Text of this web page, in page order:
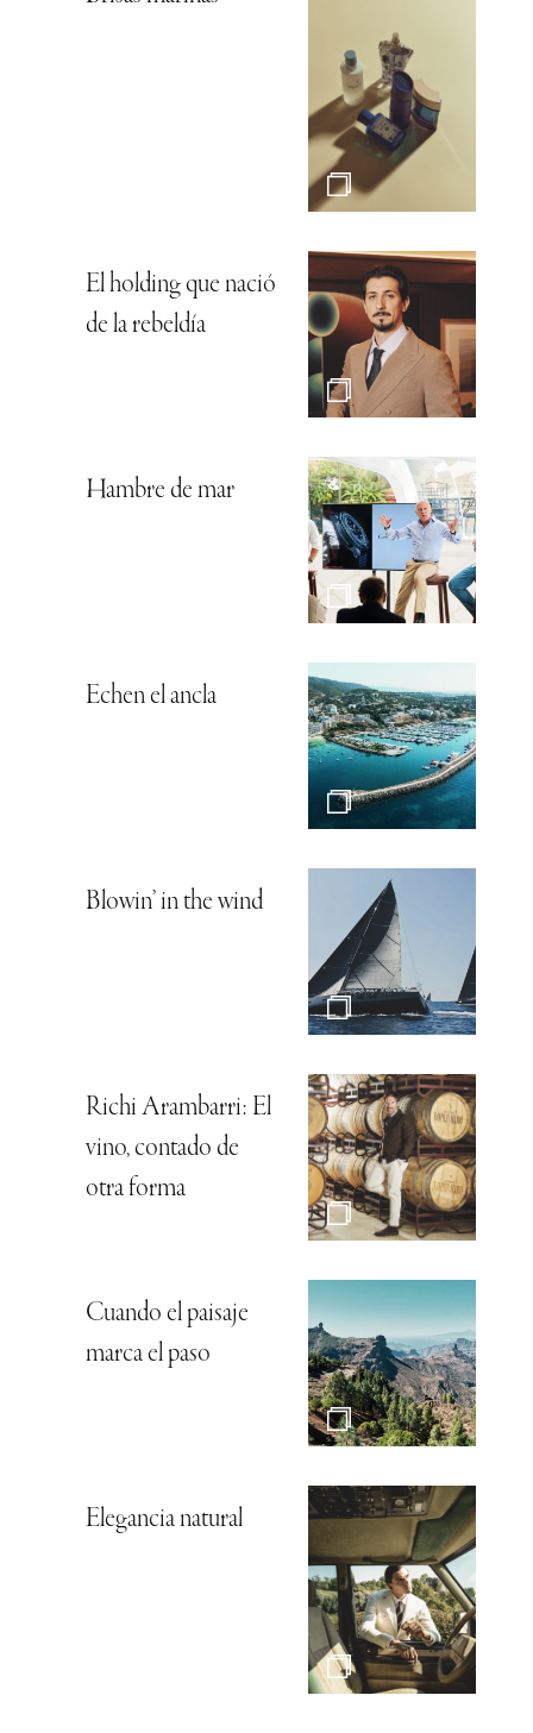
El holding que nació
de la rebeldía
Hambre de mar
Echen el ancla
Blowin’ in the wind
Richi Arambarri: El
vino, contado de
otra forma
Cuando el paisaje
marca el paso
Elegancia natural